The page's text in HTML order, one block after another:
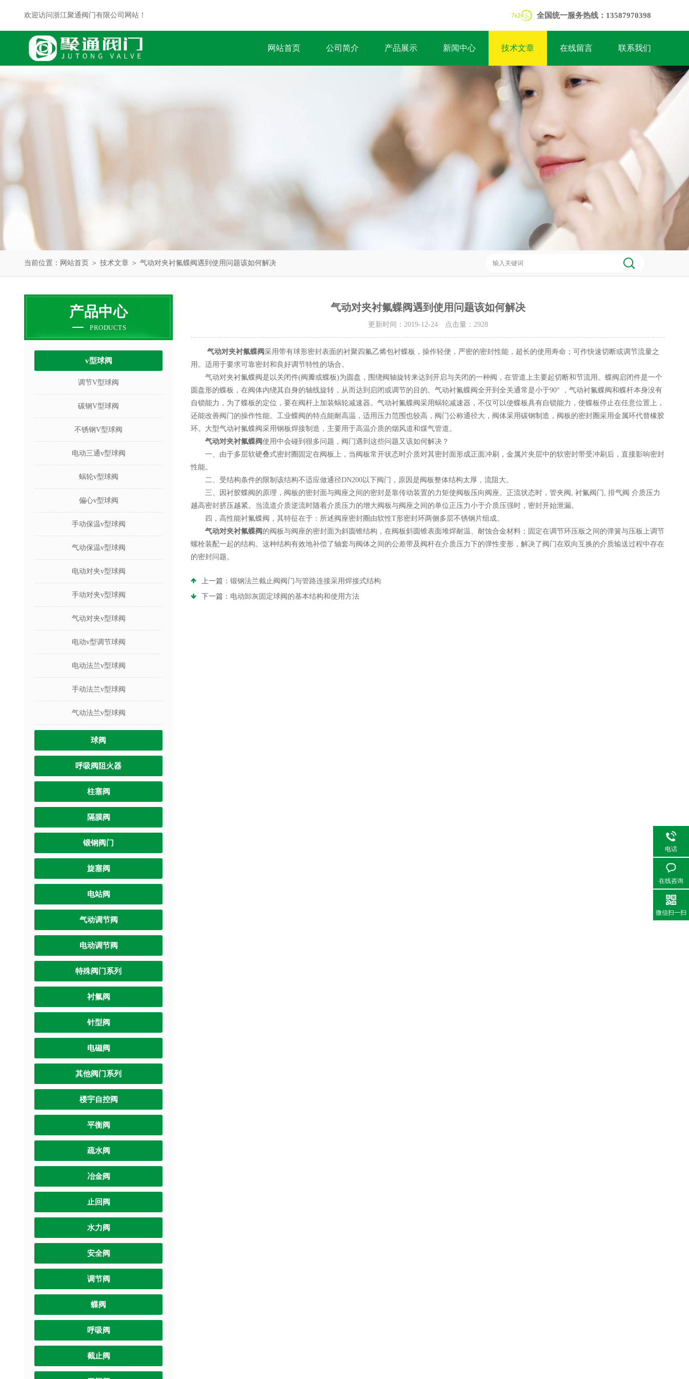
欢迎访问浙江聚通阀门有限公司网站！ 全国统一服务热线：13587970398
网站首页 公司简介 产品展示 新闻中心 技术文章 在线留言 联系我们
当前位置： 网站首页 ＞ 技术文章 ＞ 气动对夹衬氟蝶阀遇到使用问题该如何解决
产品中心
PRODUCTS
v型球阀
调节V型球阀
碳钢V型球阀
不锈钢V型球阀
电动三通v型球阀
蜗轮v型球阀
偏心v型球阀
手动保温v型球阀
气动保温v型球阀
电动对夹v型球阀
手动对夹v型球阀
气动对夹v型球阀
电动v型调节球阀
电动法兰v型球阀
手动法兰v型球阀
气动法兰v型球阀
球阀
呼吸阀阻火器
柱塞阀
隔膜阀
锻钢阀门
旋塞阀
电站阀
气动调节阀
电动调节阀
特殊阀门系列
衬氟阀
针型阀
电磁阀
其他阀门系列
楼宇自控阀
平衡阀
疏水阀
冶金阀
止回阀
水力阀
安全阀
调节阀
蝶阀
呼吸阀
截止阀
气动对夹衬氟蝶阀遇到使用问题该如何解决
更新时间：2019-12-24 点击量： 2928
气动对夹衬氟蝶阀采用带有球形密封表面的衬聚四氟乙烯包衬蝶板，操作轻便，严密的密封性能，超长的使用寿命；可作快速切断或调节流量之
用。适用于要求可靠密封和良好调节特性的场合。
气动对夹衬氟蝶阀是以关闭件(阀瓣或蝶板)为圆盘，围绕阀轴旋转来达到开启与关闭的一种阀，在管道上主要起切断和节流用。蝶阀启闭件是一个
圆盘形的蝶板，在阀体内绕其自身的轴线旋转，从而达到启闭或调节的目的。气动衬氟蝶阀全开到全关通常是小于90° ，气动衬氟蝶阀和蝶杆本身没有
自锁能力，为了蝶板的定位，要在阀杆上加装蜗轮减速器。气动衬氟蝶阀采用蜗轮减速器，不仅可以使蝶板具有自锁能力，使蝶板停止在任意位置上，
还能改善阀门的操作性能。工业蝶阀的特点能耐高温，适用压力范围也较高，阀门公称通径大，阀体采用碳钢制造，阀板的密封圈采用金属环代替橡胶
环。大型气动衬氟蝶阀采用钢板焊接制造，主要用于高温介质的烟风道和煤气管道。
气动对夹衬氟蝶阀使用中会碰到很多问题，阀门遇到这些问题又该如何解决？
一、由于多层软硬叠式密封圈固定在阀板上，当阀板常开状态时介质对其密封面形成正面冲刷，金属片夹层中的软密封带受冲刷后，直接影响密封
性能。
二、受结构条件的限制该结构不适应做通径DN200以下阀门，原因是阀板整体结构太厚，流阻大。
三、因衬胶蝶阀的原理，阀板的密封面与阀座之间的密封是靠传动装置的力矩使阀板压向阀座。正流状态时，管夹阀, 衬氟阀门, 排气阀 介质压力
越高密封挤压越紧。当流道介质逆流时随着介质压力的增大阀板与阀座之间的单位正压力小于介质压强时，密封开始泄漏。
四，高性能衬氟蝶阀，其特征在于：所述阀座密封圈由软性T形密封环两侧多层不锈钢片组成。
气动对夹衬氟蝶阀 的阀板与阀座的密封面为斜圆锥结构，在阀板斜圆锥表面堆焊耐温、耐蚀合金材料；固定在调节环压板之间的弹簧与压板上调节
螺栓装配一起的结构。这种结构有效地补偿了轴套与阀体之间的公差带及阀杆在介质压力下的弹性变形，解决了阀门在双向互换的介质输送过程中存在
的密封问题。
上一篇： 锻钢法兰截止阀阀门与管路连接采用焊接式结构
下一篇： 电动卸灰固定球阀的基本结构和使用方法
电话
在线咨询
微信扫一扫